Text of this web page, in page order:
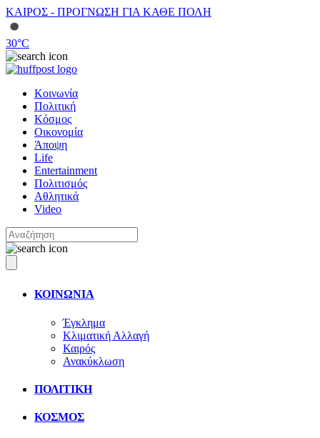
ΚΑΙΡΟΣ - ΠΡΟΓΝΩΣΗ ΓΙΑ ΚΑΘΕ ΠΟΛΗ
30°C
Κοινωνία
Πολιτική
Κόσμος
Οικονομία
Άποψη
Life
Entertainment
Πολιτισμός
Αθλητικά
Video
ΚΟΙΝΩΝΙΑ
Έγκλημα
Κλιματική Αλλαγή
Καιρός
Ανακύκλωση
ΠΟΛΙΤΙΚΗ
ΚΟΣΜΟΣ